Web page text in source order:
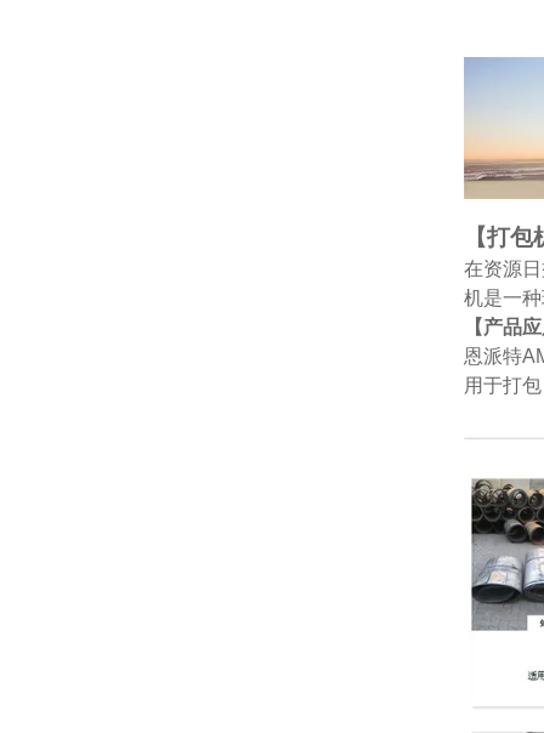
【打
在资源
机是一
【产品
恩派特
用于打